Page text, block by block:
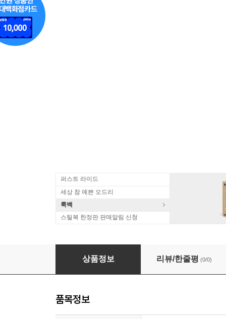
퍼스트 라이드
세상 참 예쁜 오드리
룩백
스틸북 한정판 판매알림 신청
말러: 교향곡 4번 (Mahler: Symphony
상품정보 리뷰/한줄평 (0/0)
품목정보